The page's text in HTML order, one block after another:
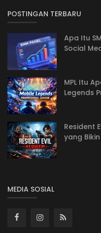
POSTINGAN TERBARU
Apa Itu
Social
MPL Itu
Legends
Resident
yang Bikin
MEDIA SOSIAL